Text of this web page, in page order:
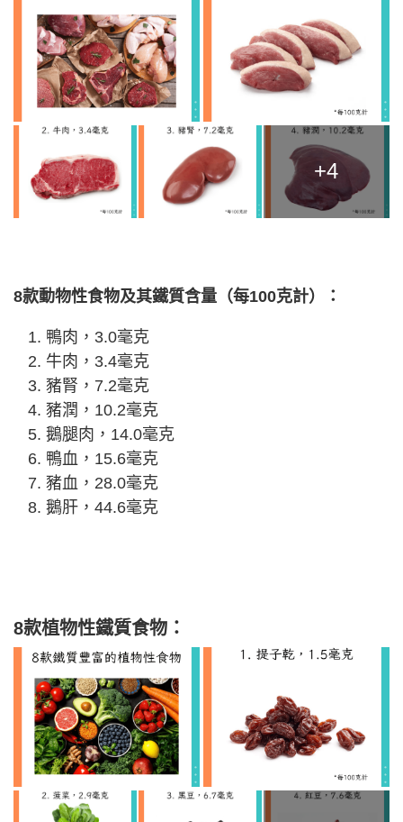
+4
8款動物性食物及其鐵質含量（每100克計）：
鴨肉，3.0毫克
牛肉，3.4毫克
豬腎，7.2毫克
豬潤，10.2毫克
鵝腿肉，14.0毫克
鴨血，15.6毫克
豬血，28.0毫克
鵝肝，44.6毫克
8款植物性鐵質食物：